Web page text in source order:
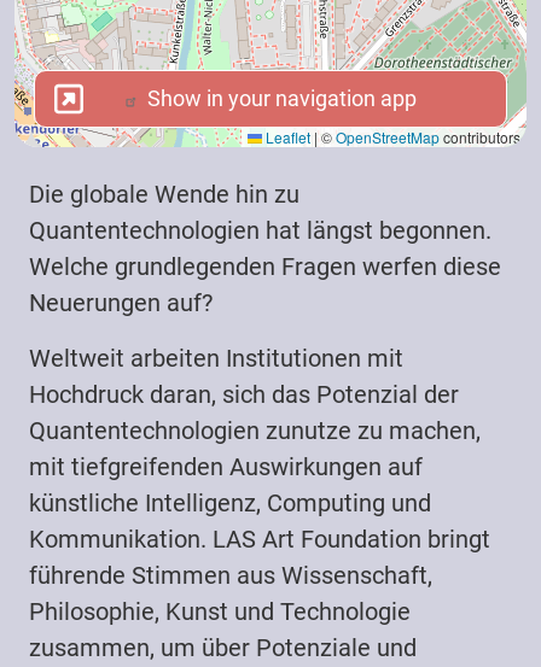
Leaflet | ©OpenStreetMapcontributors
Show in your navigation app
Show in your navigation app
Die globale Wende hin zu
Quantentechnologien hat längst begonnen.
Welche grundlegenden Fragen werfen diese
Neuerungen auf?
Weltweit arbeiten Institutionen mit
Hochdruck daran, sich das Potenzial der
Quantentechnologien zunutze zu machen,
mit tiefgreifenden Auswirkungen auf
künstliche Intelligenz, Computing und
Kommunikation. LAS Art Foundation bringt
führende Stimmen aus Wissenschaft,
Philosophie, Kunst und Technologie
zusammen, um über Potenziale und